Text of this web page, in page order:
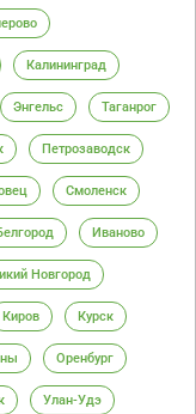
Калининград
Энгельс Таганрог
Петрозаводск
Смоленск
Иваново
Новгород
Киров Курск
Оренбург
Улан-Удэ